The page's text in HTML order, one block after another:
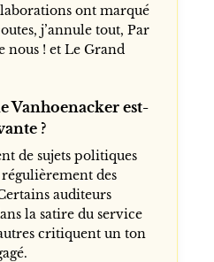
ont marqué
j’annule tout, Par
nous ! et Le Grand
Vanhoenacker est-
?
de sujets politiques
régulièrement des
auditeurs
la satire du service
critiquent un ton